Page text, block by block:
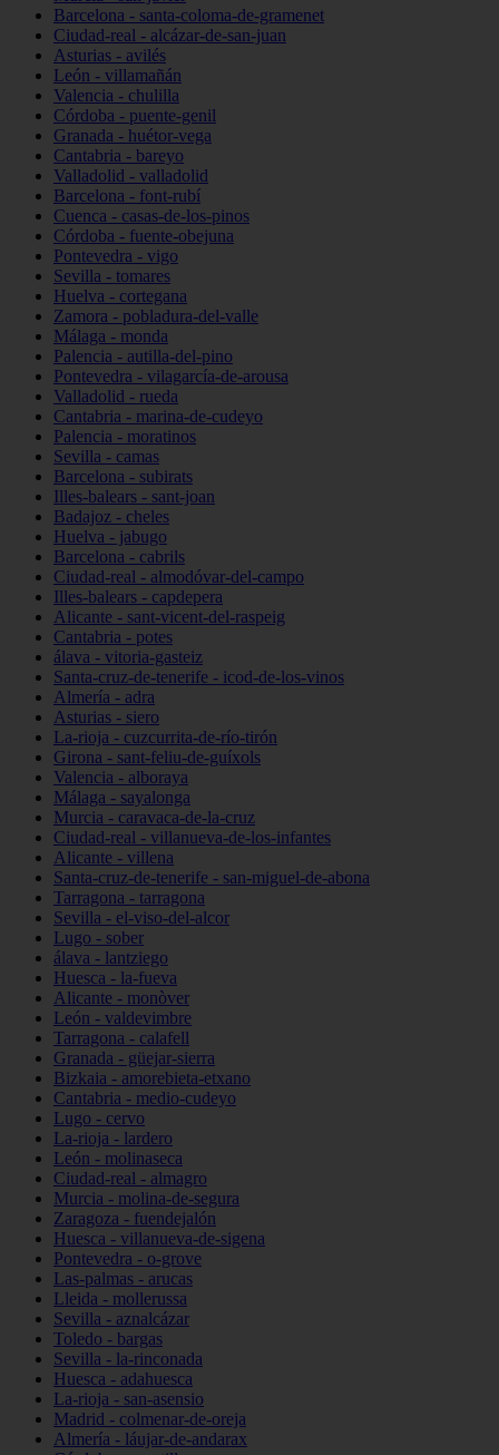
Barcelona - santa-coloma-de-gramenet
Ciudad-real - alcázar-de-san-juan
Asturias - avilés
León - villamañán
Valencia - chulilla
Córdoba - puente-genil
Granada - huétor-vega
Cantabria - bareyo
Valladolid - valladolid
Barcelona - font-rubí
Cuenca - casas-de-los-pinos
Córdoba - fuente-obejuna
Pontevedra - vigo
Sevilla - tomares
Huelva - cortegana
Zamora - pobladura-del-valle
Málaga - monda
Palencia - autilla-del-pino
Pontevedra - vilagarcía-de-arousa
Valladolid - rueda
Cantabria - marina-de-cudeyo
Palencia - moratinos
Sevilla - camas
Barcelona - subirats
Illes-balears - sant-joan
Badajoz - cheles
Huelva - jabugo
Barcelona - cabrils
Ciudad-real - almodóvar-del-campo
Illes-balears - capdepera
Alicante - sant-vicent-del-raspeig
Cantabria - potes
álava - vitoria-gasteiz
Santa-cruz-de-tenerife - icod-de-los-vinos
Almería - adra
Asturias - siero
La-rioja - cuzcurrita-de-río-tirón
Girona - sant-feliu-de-guíxols
Valencia - alboraya
Málaga - sayalonga
Murcia - caravaca-de-la-cruz
Ciudad-real - villanueva-de-los-infantes
Alicante - villena
Santa-cruz-de-tenerife - san-miguel-de-abona
Tarragona - tarragona
Sevilla - el-viso-del-alcor
Lugo - sober
álava - lantziego
Huesca - la-fueva
Alicante - monòver
León - valdevimbre
Tarragona - calafell
Granada - güejar-sierra
Bizkaia - amorebieta-etxano
Cantabria - medio-cudeyo
Lugo - cervo
La-rioja - lardero
León - molinaseca
Ciudad-real - almagro
Murcia - molina-de-segura
Zaragoza - fuendejalón
Huesca - villanueva-de-sigena
Pontevedra - o-grove
Las-palmas - arucas
Lleida - mollerussa
Sevilla - aznalcázar
Toledo - bargas
Sevilla - la-rinconada
Huesca - adahuesca
La-rioja - san-asensio
Madrid - colmenar-de-oreja
Almería - láujar-de-andarax